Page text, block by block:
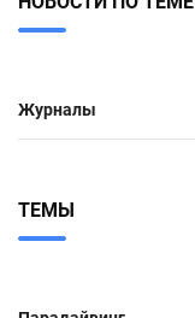
Журналы
ТЕМЫ